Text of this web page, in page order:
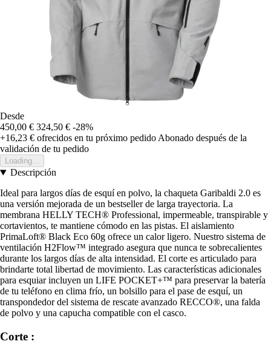
Desde
450,00 € 324,50 € -28%
+16,23 € ofrecidos en tu próximo pedidoAbonado después de la
validación de tu pedido
Loading...
Descripción
Ideal para largos días de esquí en polvo, la chaqueta Garibaldi 2.0 es
una versión mejorada de un bestseller de larga trayectoria. La
membrana HELLY TECH® Professional, impermeable, transpirable y
cortavientos, te mantiene cómodo en las pistas. El aislamiento
PrimaLoft® Black Eco 60g ofrece un calor ligero. Nuestro sistema de
ventilación H2Flow™ integrado asegura que nunca te sobrecalientes
durante los largos días de alta intensidad. El corte es articulado para
brindarte total libertad de movimiento. Las características adicionales
para esquiar incluyen un LIFE POCKET+™ para preservar la batería
de tu teléfono en clima frío, un bolsillo para el pase de esquí, un
transpondedor del sistema de rescate avanzado RECCO®, una falda
de polvo y una capucha compatible con el casco.
Corte :